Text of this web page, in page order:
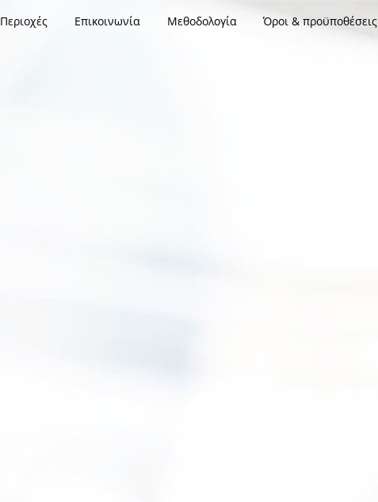
Περιοχές Επικοινωνία Μεθοδολογία Όροι & προϋποθέσεις